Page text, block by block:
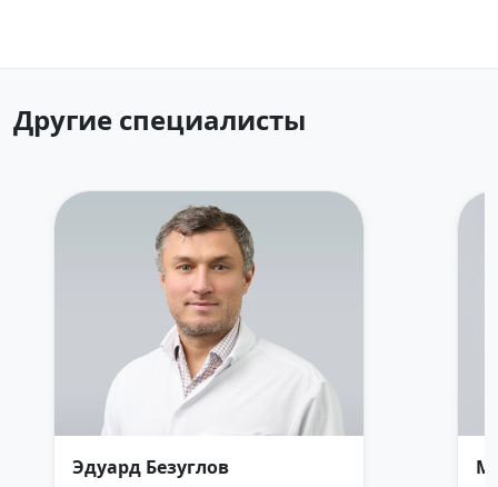
Другие специалисты
Эдуард Безуглов